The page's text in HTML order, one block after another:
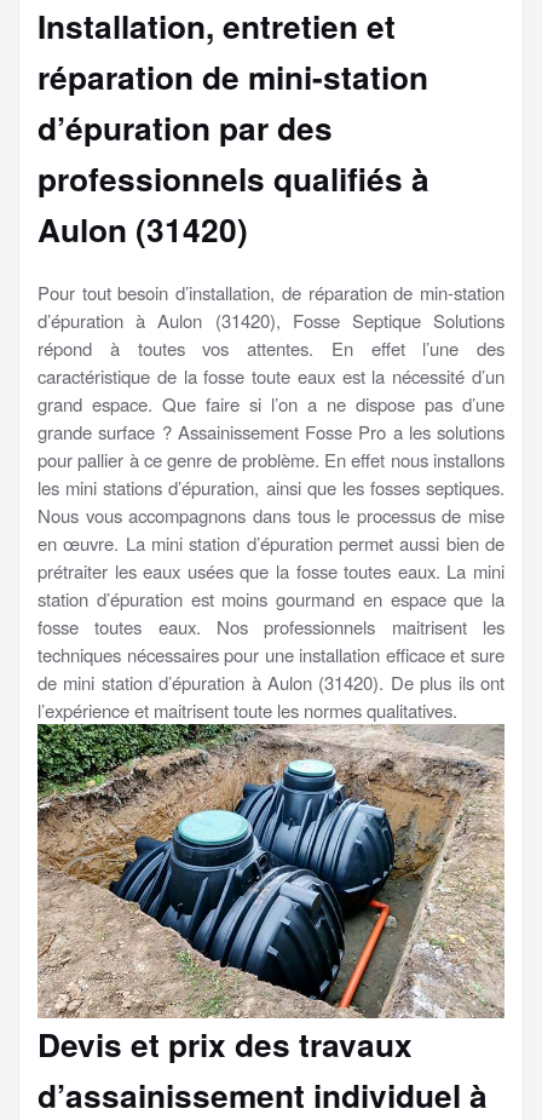
Installation, entretien et
réparation de mini-station
d’épuration par des
professionnels qualifiés à
Aulon (31420)
Pour tout besoin d’installation, de réparation de min-station
d’épuration à Aulon (31420), Fosse Septique Solutions
répond à toutes vos attentes. En effet l’une des
caractéristique de la fosse toute eaux est la nécessité d’un
grand espace. Que faire si l’on a ne dispose pas d’une
grande surface ? Assainissement Fosse Pro a les solutions
pour pallier à ce genre de problème. En effet nous installons
les mini stations d’épuration, ainsi que les fosses septiques.
Nous vous accompagnons dans tous le processus de mise
en œuvre. La mini station d’épuration permet aussi bien de
prétraiter les eaux usées que la fosse toutes eaux. La mini
station d’épuration est moins gourmand en espace que la
fosse toutes eaux. Nos professionnels maitrisent les
techniques nécessaires pour une installation efficace et sure
de mini station d’épuration à Aulon (31420). De plus ils ont
l’expérience et maitrisent toute les normes qualitatives.
Devis et prix des travaux
d’assainissement individuel à